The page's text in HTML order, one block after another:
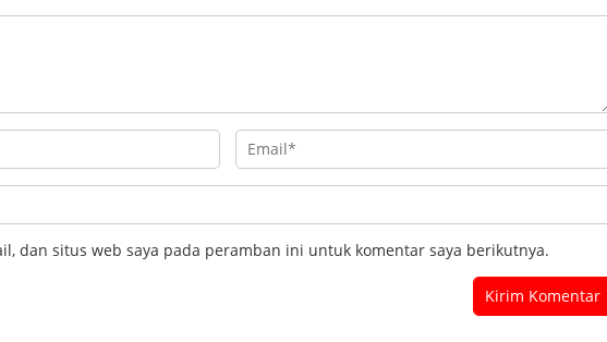
dan situs web saya pada peramban ini untuk komentar saya berikutnya.